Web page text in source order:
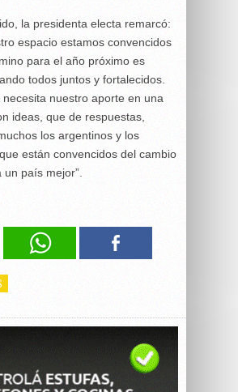
la presidenta electa remarcó:
espacio estamos convencidos
para el año próximo es
todos juntos y fortalecidos.
necesita nuestro aporte en una
ideas, que de respuestas,
los argentinos y los
están convencidos del cambio
país mejor”.